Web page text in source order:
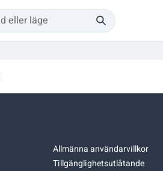
Allmänna användarvillkor
Tillgänglighetsutlåtande